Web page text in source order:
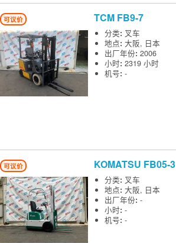
可议价 TCM FB9-7
分类: 叉车
地点:大阪, 日本
出厂年份:2006
小时:2319 小时
机号:-
可议价 KOMATSU FB05-3
分类: 叉车
地点:大阪, 日本
出厂年份:-
小时:-
机号:-